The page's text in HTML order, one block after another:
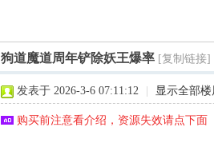
狗道魔道周年铲除妖王爆率 [复制链接]
发表于 2026-3-6 07:11:12 显示全部楼
购买前注意看介绍，资源失效请点下